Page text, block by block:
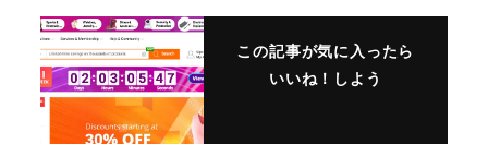
この記事が気に入ったら
いいね！しよう